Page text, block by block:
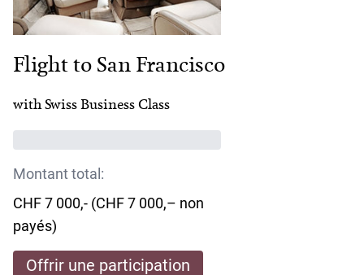
Flight to San Francisco
with Swiss Business Class
Montant total:
CHF 7 000,- (CHF 7 000,– non
payés)
Offrir une participation